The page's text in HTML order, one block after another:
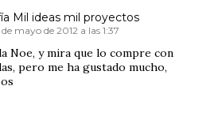
Mil ideas mil proyectos
de mayo de 2012 a las 1:37
Noe, y mira que lo compre con
pero me ha gustado mucho,